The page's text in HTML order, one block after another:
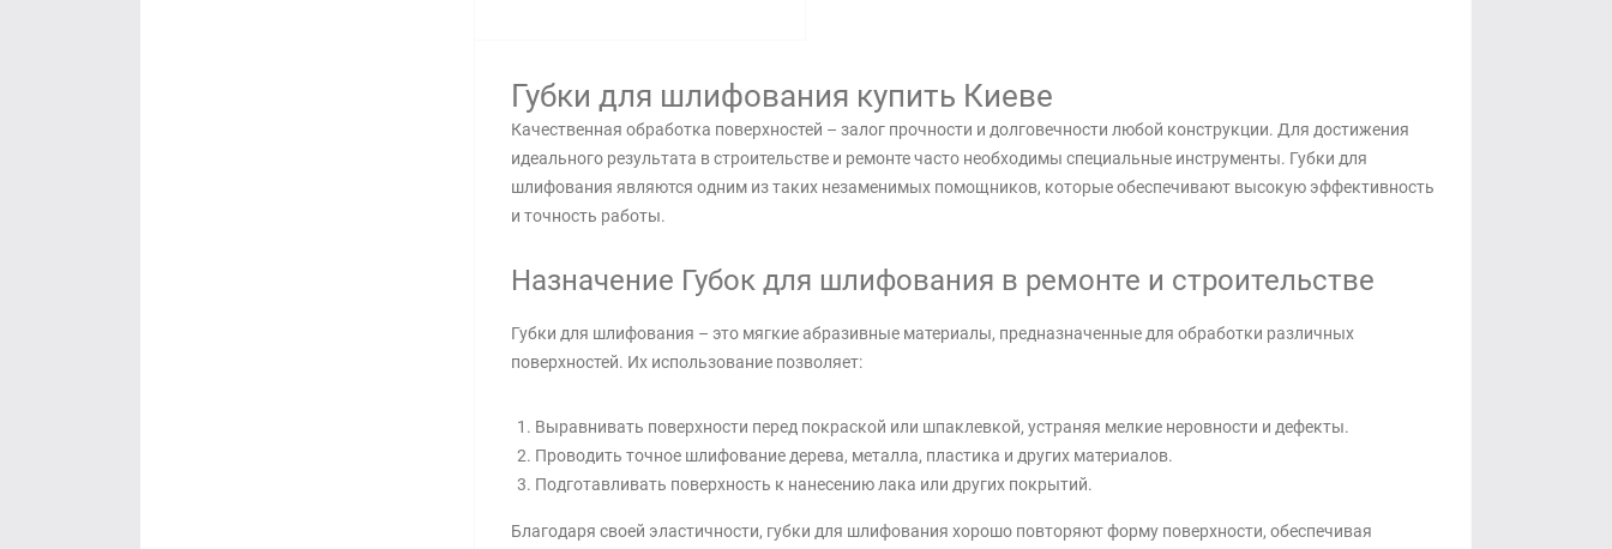
Губки для шлифования купить Киеве
Качественная обработка поверхностей – залог прочности и долговечности любой конструкции. Для достижения
идеального результата в строительстве и ремонте часто необходимы специальные инструменты. Губки для
шлифования являются одним из таких незаменимых помощников, которые обеспечивают высокую эффективность
и точность работы.
Назначение Губок для шлифования в ремонте и строительстве
Губки для шлифования – это мягкие абразивные материалы, предназначенные для обработки различных
поверхностей. Их использование позволяет:
Выравнивать поверхности перед покраской или шпаклевкой, устраняя мелкие неровности и дефекты.
Проводить точное шлифование дерева, металла, пластика и других материалов.
Подготавливать поверхность к нанесению лака или других покрытий.
Благодаря своей эластичности, губки для шлифования хорошо повторяют форму поверхности, обеспечивая